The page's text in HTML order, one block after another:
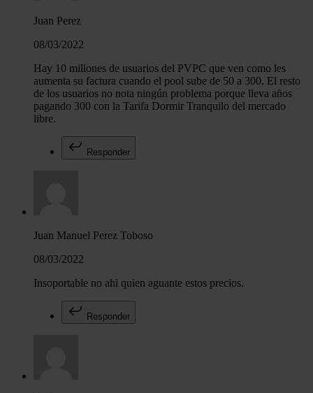
Juan Perez
08/03/2022
Hay 10 millones de usuarios del PVPC que ven como les
aumenta su factura cuando el pool sube de 50 a 300. El resto
de los usuarios no nota ningún problema porque lleva años
pagando 300 con la Tarifa Dormir Tranquilo del mercado
libre.
Responder
Juan Manuel Perez Toboso
08/03/2022
Insoportable no ahi quien aguante estos precios.
Responder